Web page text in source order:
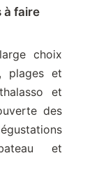
à faire
choix
plages et
et
des
et